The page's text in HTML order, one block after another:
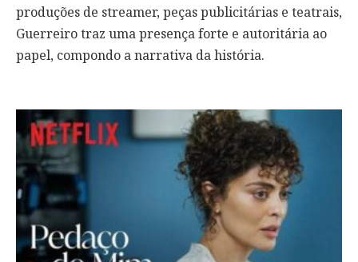
produções de streamer, peças publicitárias e teatrais,
Guerreiro traz uma presença forte e autoritária ao
papel, compondo a narrativa da história.